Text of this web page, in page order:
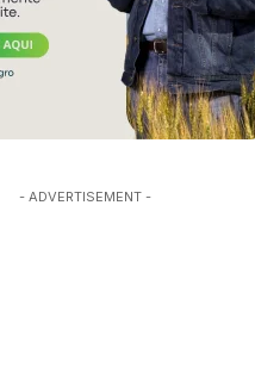
- ADVERTISEMENT -